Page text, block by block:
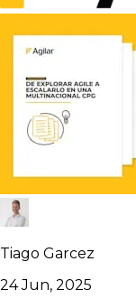
Tiago Garcez
24 Jun, 2025